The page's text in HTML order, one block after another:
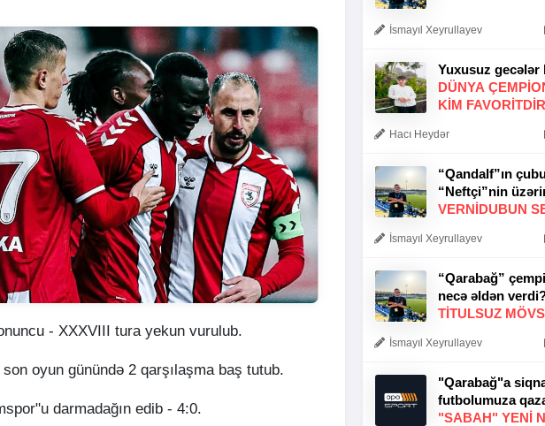
- XXXVIII tura yekun vurulub.
oyun günündə 2 qarşılaşma baş tutub.
darmadağın edib - 4:0.
İsmayıl Xeyrullayev
Yuxusuz gecələr
DÜNYA
KIM
Hacı Heydər
“Qandalf”ın
“Neftçi”nin
VERNİDUBUN
İsmayıl Xeyrullayev
“Qarabağ”
necə əldən
TITULSUZ
İsmayıl Xeyrullayev
"Qarabağ"a
futbolumuza
"SABAH" YENI